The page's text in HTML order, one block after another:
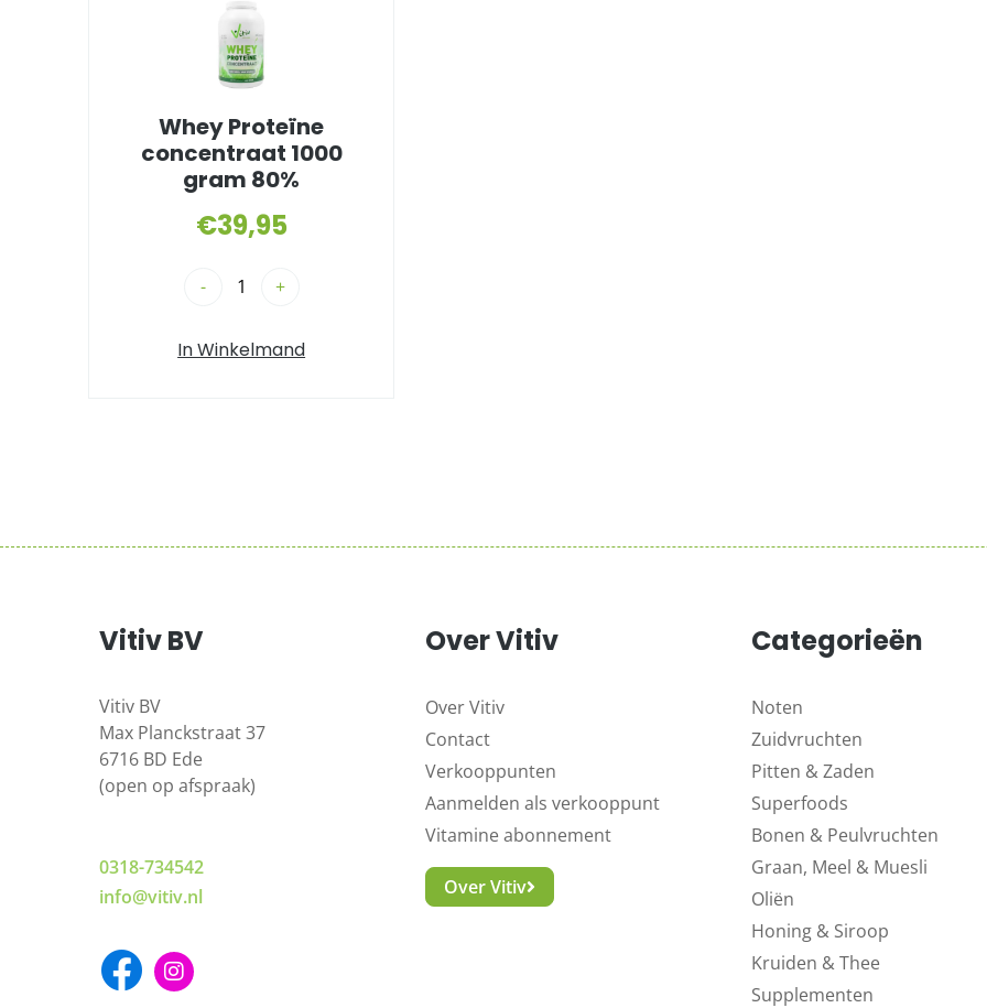
Whey Proteïne
concentraat 1000
gram 80%
€39,95
- +
In Winkelmand
Vitiv BV
Vitiv BV
Max Planckstraat 37
6716 BD Ede
(open op afspraak)
0318-734542
info@vitiv.nl
Over Vitiv
Over Vitiv
Contact
Verkooppunten
Aanmelden als verkooppunt
Vitamine abonnement
Over Vitiv
Categorieën
Noten
Zuidvruchten
Pitten & Zaden
Superfoods
Bonen & Peulvruchten
Graan, Meel & Muesli
Oliën
Honing & Siroop
Kruiden & Thee
Supplementen